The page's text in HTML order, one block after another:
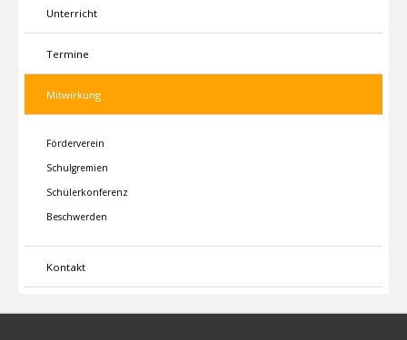
Unterricht
Termine
Mitwirkung
Förderverein
Schulgremien
Schülerkonferenz
Beschwerden
Kontakt